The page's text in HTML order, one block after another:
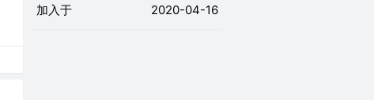
加入于 2020-04-16